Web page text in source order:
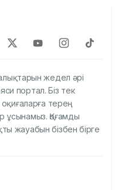
жедел әрі
портал. Біз тек
терең
ұсынамыз. Қоғамды
жауабын бізбен бірге